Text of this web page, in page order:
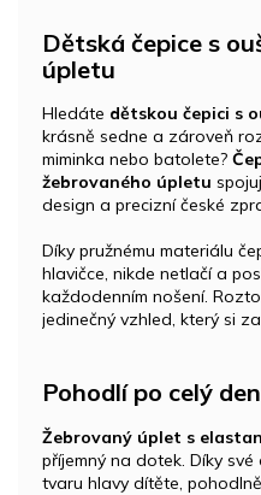
Dětská čepice s
úpletu
Hledáte dětskou čepici s
krásně sedne a zároveň
miminka nebo batolete?
žebrovaného úpletu
design a precizní české
Díky pružnému materiálu
hlavičce, nikde netlačí a
každodenním nošení.
jedinečný vzhled, který si
Pohodlí po celý den
Žebrovaný úplet s
příjemný na dotek. Díky
tvaru hlavy dítěte,